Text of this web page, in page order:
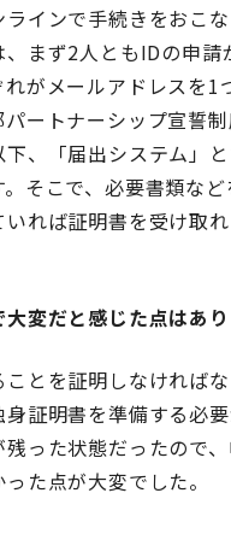
ラインで手続きをおこ
、まず2人ともIDの申請
れがメールアドレスを1
パートナーシップ宣誓
下、「届出システム」
。そこで、必要書類な
いれば証明書を受け取
変だと感じた点はあ
とを証明しなければ
証明書を準備する必
残った状態だったので
た点が大変でした。